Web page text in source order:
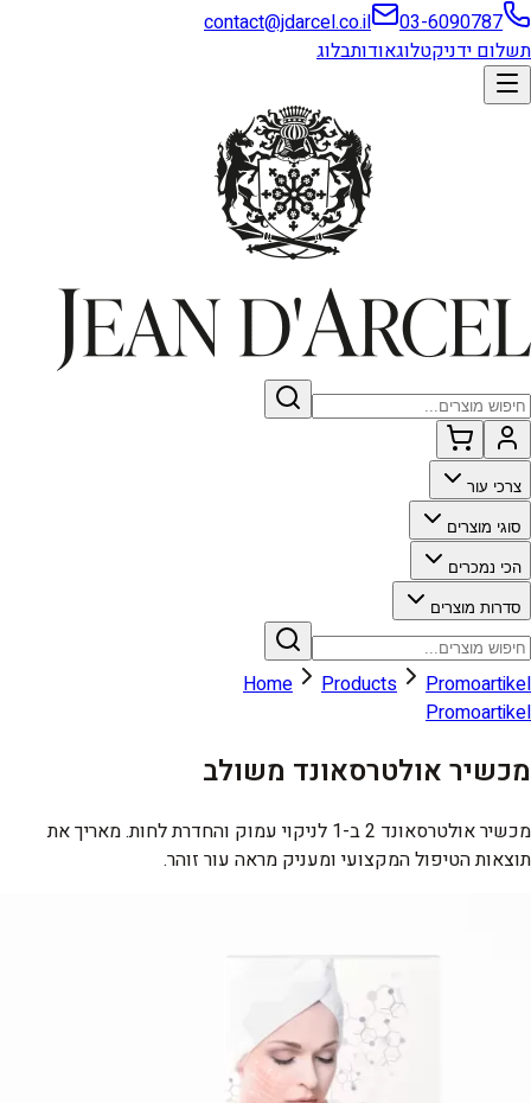
03-6090787
contact@jdarcel.co.il
תשלום ידניקטלוגאודותבלוג
צרכי עור
סוגי מוצרים
הכי נמכרים
סדרות מוצרים
Home Products
Promoartikel
Promoartikel
מכשיר אולטרסאונד משולב
מכשיר אולטרסאונד 2 ב-1 לניקוי עמוק והחדרת לחות. מאריך את
תוצאות הטיפול המקצועי ומעניק מראה עור זוהר.